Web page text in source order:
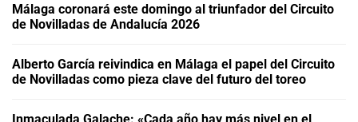
Málaga coronará este domingo al triunfador del Circuito
de Novilladas de Andalucía 2026
Alberto García reivindica en Málaga el papel del Circuito
de Novilladas como pieza clave del futuro del toreo